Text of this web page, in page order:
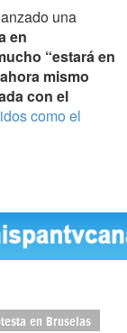
una
en
“estará en
mismo
con el
como el
en Bruselas